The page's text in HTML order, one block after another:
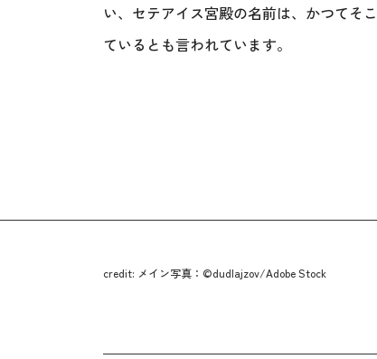
い、セテアイス宮殿の名前は、かつてそ
ているとも言われています。
credit: メイン写真：©dudlajzov/Adobe Stock